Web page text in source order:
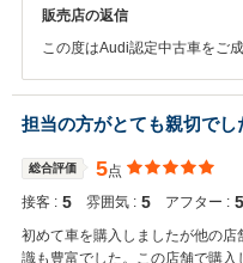
販売店の返信
この度はAudi認定中古車をご
たこと、大変嬉しく思っております。 また、お子さま
なるディーラー」と感じてい
光栄に存じます。 ご家族皆さ
トとなりましたら、何よりです。 今後も変わらぬご信頼にお応え
るよう、引き続きしっかりと
でもお気軽にお立ち寄りくだ
担当の方がとても親切でし
総合評価 5点
接客 : 5 雰囲気 : 5 アフター : 5
初めて車を購入しましたが他の
識も豊富でした。この店舗で購入